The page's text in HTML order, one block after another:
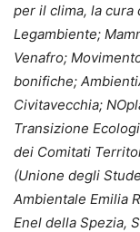
per il clima, la cura
Legambiente;
Venafro;
bonifiche;
Civitavecchia;
Transizione
dei Comitati
(Unione degli
Ambientale Emilia
Enel della Spezia,